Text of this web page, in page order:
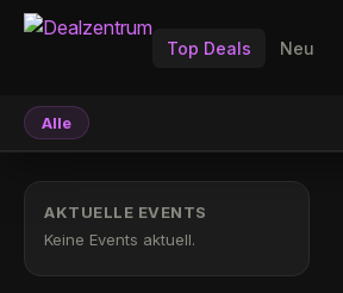
Top Deals Neu
Alle
AKTUELLE EVENTS
Keine Events aktuell.